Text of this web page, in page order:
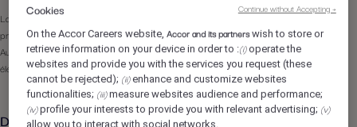
La thématique de notre établissement s’inspire de la passion de son
propriétaire : le rallye automobile.
Au cœur de nos interactions, nous cultivons un art du service alliant passion,
élégance et convivialité.
Description du poste
Cookies
On the Accor Careers website,Accor and its partnerswish to store or
retrieve information on your device in order to :(i)operate the
websites and provide you with the services you request (these
cannot be rejected); (ii)enhance and customize websites
functionalities; (iii)measure websites audience and performance;
(iv)profile your interests to provide you with relevant advertising; (v)
allow you to interact with social networks.
Continue without Accepting →